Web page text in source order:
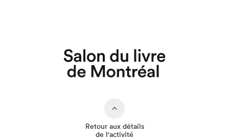
Retour aux détails
de l'activité